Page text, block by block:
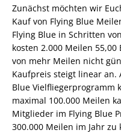
Zunächst möchten wir
Kauf von Flying Blue
Flying Blue in Schritten
kosten 2.000 Meilen
von mehr Meilen nicht
Kaufpreis steigt linear an.
Blue Vielfliegerprogramm
maximal 100.000 Meilen
Mitglieder im Flying Blue
300.000 Meilen im Jahr